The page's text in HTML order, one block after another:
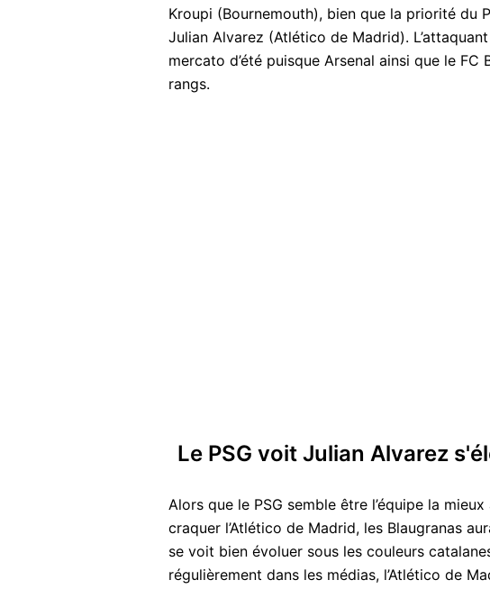
Kroupi (Bournemouth), bien que la priorité du
Julian Alvarez (Atlético de Madrid).
mercato d’été puisque Arsenal ainsi que le
rangs.
Le PSG voit Julian Alvarez
Alors que le PSG semble être l’équipe la
craquer l’Atlético de Madrid, les Blaugranas
se voit bien évoluer sous les couleurs
régulièrement dans les médias, l’Atlético de